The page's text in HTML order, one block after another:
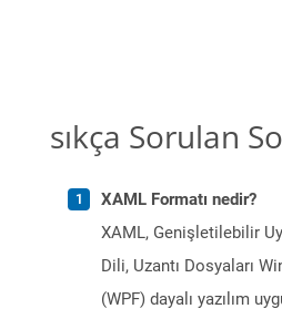
sıkça Sorulan
XAML Formatı nedir?
XAML, Genişletilebilir
Dili, Uzantı Dosyaları
(WPF) dayalı yazılım